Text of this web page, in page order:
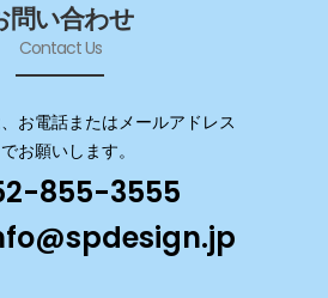
問い合わせ
Contact Us
お電話またはメールアドレス
お願いします。
855-3555